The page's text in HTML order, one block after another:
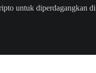
untuk diperdagangkan di